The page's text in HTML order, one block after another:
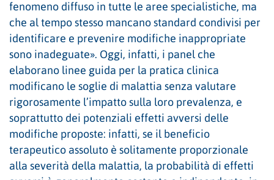
fenomeno diffuso in tutte le aree specialistiche, ma
che al tempo stesso mancano standard condivisi per
identificare e prevenire modifiche inappropriate
sono inadeguate». Oggi, infatti, i panel che
elaborano linee guida per la pratica clinica
modificano le soglie di malattia senza valutare
rigorosamente l’impatto sulla loro prevalenza, e
soprattutto dei potenziali effetti avversi delle
modifiche proposte: infatti, se il beneficio
terapeutico assoluto è solitamente proporzionale
alla severità della malattia, la probabilità di effetti